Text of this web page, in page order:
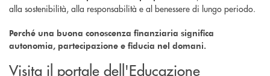
alla sostenibilità, alla responsabilità e al benessere di lungo periodo.
Perché una buona conoscenza finanziaria significa
autonomia, partecipazione e fiducia nel domani.
Visita il portale dell'Educazione